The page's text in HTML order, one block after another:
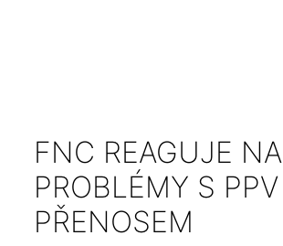
FNC REAGUJE NA
PROBLÉMY S PPV
PŘENOSEM